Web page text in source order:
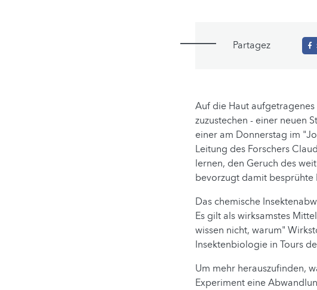
Partagez
Auf die Haut
zuzustechen - einer neuen
einer am Donnerstag im
Leitung des Forschers
lernen, den Geruch des
bevorzugt damit besprühte
Das chemische
Es gilt als wirksamstes
wissen nicht, warum"
Insektenbiologie in Tours
Um mehr herauszufinden,
Experiment eine